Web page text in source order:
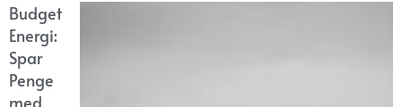
Budget
Energi:
Spar
Penge
med